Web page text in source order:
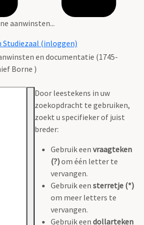
aanwinsten...
Studiezaal (inloggen)
en documentatie (1745-
Borne )
Door leestekens in uw
zoekopdracht te gebruiken,
zoekt u specifieker of juist
breder:
Gebruik een vraagteken
(?)om één letter te
vervangen.
Gebruik een sterretje (*)
om meer letters te
vervangen.
Gebruik een dollarteken